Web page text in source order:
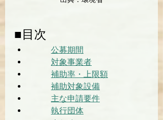
■目次
公募期間
対象事業者
補助率・上限額
補助対象設備
主な申請要件
執行団体